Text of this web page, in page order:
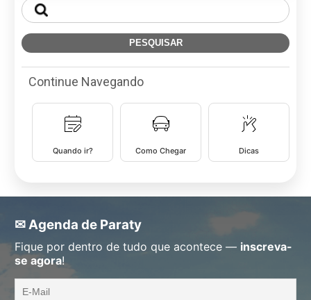
Continue Navegando
Quando ir? Como Chegar Dicas
✉ Agenda de Paraty
Fique por dentro de tudo que acontece — inscreva-
se agora!